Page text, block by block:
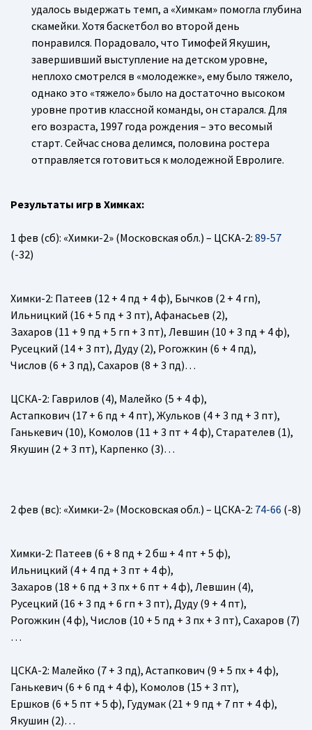
удалось выдержать темп, а «Химкам» помогла глубина
скамейки. Хотя баскетбол во второй день
понравился. Порадовало, что Тимофей Якушин,
завершивший выступление на детском уровне,
неплохо смотрелся в «молодежке», ему было тяжело,
однако это «тяжело» было на достаточно высоком
уровне против классной команды, он старался. Для
его возраста, 1997 года рождения – это весомый
старт. Сейчас снова делимся, половина ростера
отправляется готовиться к молодежной Евролиге.
Результаты игр в Химках:
1 фев (сб): «Химки-2» (Московская обл.) – ЦСКА-2: 89-57
(-32)
Химки-2: Патеев (12 + 4 пд + 4 ф), Бычков (2 + 4 гп),
Ильницкий (16 + 5 пд + 3 пт), Афанасьев (2),
Захаров (11 + 9 пд + 5 гп + 3 пт), Левшин (10 + 3 пд + 4 ф),
Русецкий (14 + 3 пт), Дуду (2), Рогожкин (6 + 4 пд),
Числов (6 + 3 пд), Сахаров (8 + 3 пд)…
ЦСКА-2: Гаврилов (4), Малейко (5 + 4 ф),
Астапкович (17 + 6 пд + 4 пт), Жульков (4 + 3 пд + 3 пт),
Ганькевич (10), Комолов (11 + 3 пт + 4 ф), Старателев (1),
Якушин (2 + 3 пт), Карпенко (3)…
2 фев (вс): «Химки-2» (Московская обл.) – ЦСКА-2: 74-66 (-8)
Химки-2: Патеев (6 + 8 пд + 2 бш + 4 пт + 5 ф),
Ильницкий (4 + 4 пд + 3 пт + 4 ф),
Захаров (18 + 6 пд + 3 пх + 6 пт + 4 ф), Левшин (4),
Русецкий (16 + 3 пд + 6 гп + 3 пт), Дуду (9 + 4 пт),
Рогожкин (4 ф), Числов (10 + 5 пд + 3 пх + 3 пт), Сахаров (7)
…
ЦСКА-2: Малейко (7 + 3 пд), Астапкович (9 + 5 пх + 4 ф),
Ганькевич (6 + 6 пд + 4 ф), Комолов (15 + 3 пт),
Ершков (6 + 5 пт + 5 ф), Гудумак (21 + 9 пд + 7 пт + 4 ф),
Якушин (2)…